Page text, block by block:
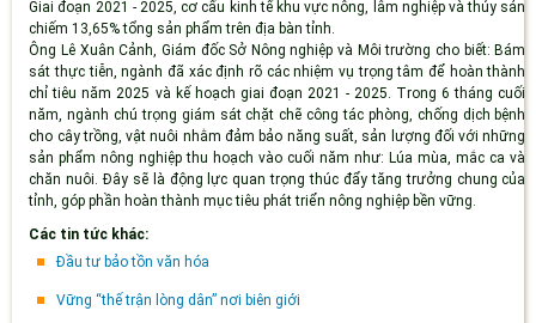
Giai đoạn 2021 - 2025, cơ cấu kinh tế khu vực nông, lâm nghiệp và thủy sản
chiếm 13,65% tổng sản phẩm trên địa bàn tỉnh.
Ông Lê Xuân Cảnh, Giám đốc Sở Nông nghiệp và Môi trường cho biết: Bám
sát thực tiễn, ngành đã xác định rõ các nhiệm vụ trọng tâm để hoàn thành
chỉ tiêu năm 2025 và kế hoạch giai đoạn 2021 - 2025. Trong 6 tháng cuối
năm, ngành chú trọng giám sát chặt chẽ công tác phòng, chống dịch bệnh
cho cây trồng, vật nuôi nhằm đảm bảo năng suất, sản lượng đối với những
sản phẩm nông nghiệp thu hoạch vào cuối năm như: Lúa mùa, mắc ca và
chăn nuôi. Đây sẽ là động lực quan trọng thúc đẩy tăng trưởng chung của
tỉnh, góp phần hoàn thành mục tiêu phát triển nông nghiệp bền vững.
Các tin tức khác:
Đầu tư bảo tồn văn hóa
Vững “thế trận lòng dân” nơi biên giới